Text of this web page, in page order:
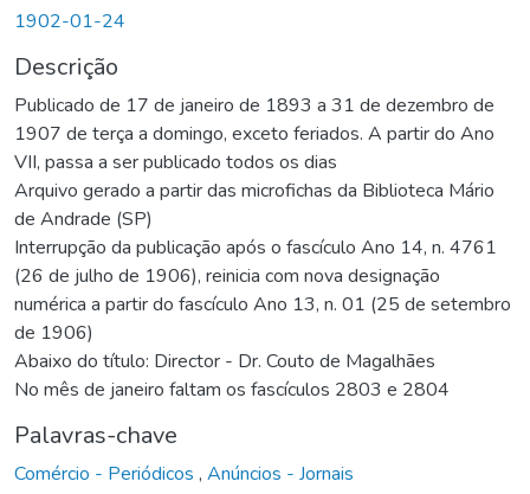
1902-01-24
Descrição
Publicado de 17 de janeiro de 1893 a 31 de dezembro de
1907 de terça a domingo, exceto feriados. A partir do Ano
VII, passa a ser publicado todos os dias
Arquivo gerado a partir das microfichas da Biblioteca Mário
de Andrade (SP)
Interrupção da publicação após o fascículo Ano 14, n. 4761
(26 de julho de 1906), reinicia com nova designação
numérica a partir do fascículo Ano 13, n. 01 (25 de setembro
de 1906)
Abaixo do título: Director - Dr. Couto de Magalhães
No mês de janeiro faltam os fascículos 2803 e 2804
Palavras-chave
Comércio - Periódicos , Anúncios - Jornais